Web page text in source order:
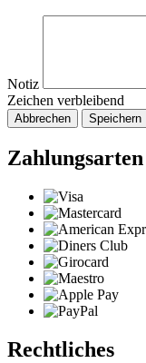
Notiz
Zeichen verbleibend
Abbrechen Speichern
Zahlungsarten
Rechtliches